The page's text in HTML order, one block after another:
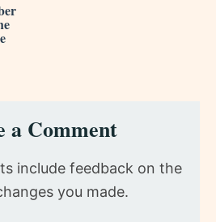
a Comment
include feedback on the
you made.